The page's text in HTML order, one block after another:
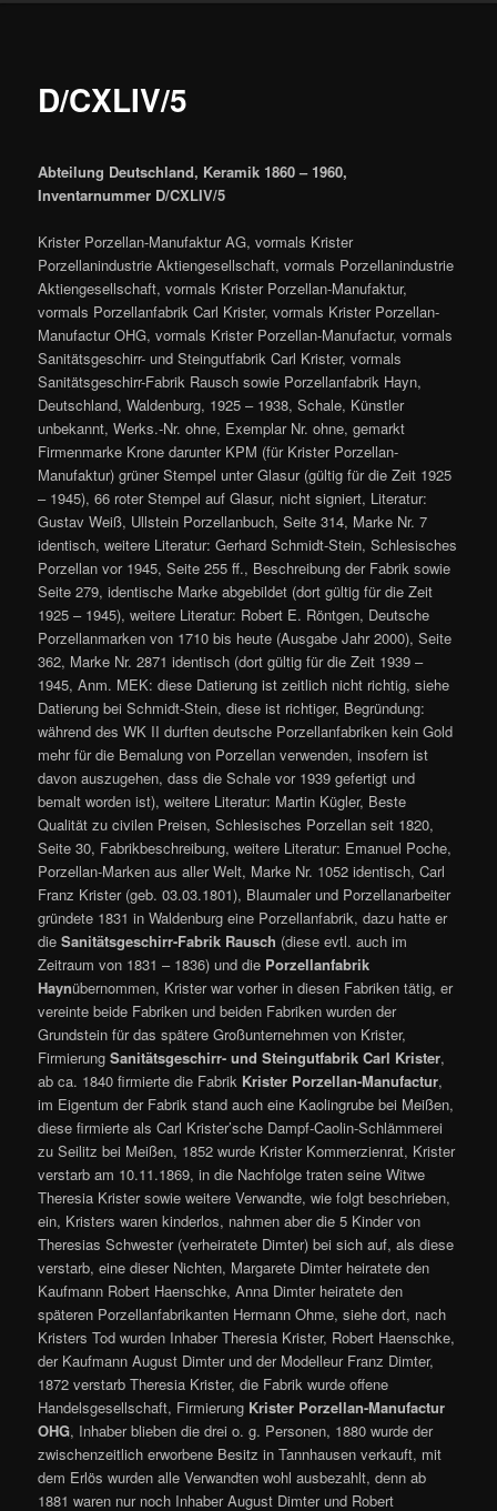
D/CXLIV/5
Abteilung Deutschland, Keramik 1860 – 1960,
Inventarnummer D/CXLIV/5
Krister Porzellan-Manufaktur AG, vormals Krister
Porzellanindustrie Aktiengesellschaft, vormals Porzellanindustrie
Aktiengesellschaft, vormals Krister Porzellan-Manufaktur,
vormals Porzellanfabrik Carl Krister, vormals Krister Porzellan-
Manufactur OHG, vormals Krister Porzellan-Manufactur, vormals
Sanitätsgeschirr- und Steingutfabrik Carl Krister, vormals
Sanitätsgeschirr-Fabrik Rausch sowie Porzellanfabrik Hayn,
Deutschland, Waldenburg, 1925 – 1938, Schale, Künstler
unbekannt, Werks.-Nr. ohne, Exemplar Nr. ohne, gemarkt
Firmenmarke Krone darunter KPM (für Krister Porzellan-
Manufaktur) grüner Stempel unter Glasur (gültig für die Zeit 1925
– 1945), 66 roter Stempel auf Glasur, nicht signiert, Literatur:
Gustav Weiß, Ullstein Porzellanbuch, Seite 314, Marke Nr. 7
identisch, weitere Literatur: Gerhard Schmidt-Stein, Schlesisches
Porzellan vor 1945, Seite 255 ff., Beschreibung der Fabrik sowie
Seite 279, identische Marke abgebildet (dort gültig für die Zeit
1925 – 1945), weitere Literatur: Robert E. Röntgen, Deutsche
Porzellanmarken von 1710 bis heute (Ausgabe Jahr 2000), Seite
362, Marke Nr. 2871 identisch (dort gültig für die Zeit 1939 –
1945, Anm. MEK: diese Datierung ist zeitlich nicht richtig, siehe
Datierung bei Schmidt-Stein, diese ist richtiger, Begründung:
während des WK II durften deutsche Porzellanfabriken kein Gold
mehr für die Bemalung von Porzellan verwenden, insofern ist
davon auszugehen, dass die Schale vor 1939 gefertigt und
bemalt worden ist), weitere Literatur: Martin Kügler, Beste
Qualität zu civilen Preisen, Schlesisches Porzellan seit 1820,
Seite 30, Fabrikbeschreibung, weitere Literatur: Emanuel Poche,
Porzellan-Marken aus aller Welt, Marke Nr. 1052 identisch, Carl
Franz Krister (geb. 03.03.1801), Blaumaler und Porzellanarbeiter
gründete 1831 in Waldenburg eine Porzellanfabrik, dazu hatte er
dieSanitätsgeschirr-Fabrik Rausch (diese evtl. auch im
Zeitraum von 1831 – 1836) und die Porzellanfabrik
Haynübernommen, Krister war vorher in diesen Fabriken tätig, er
vereinte beide Fabriken und beiden Fabriken wurden der
Grundstein für das spätere Großunternehmen von Krister,
FirmierungSanitätsgeschirr- und Steingutfabrik Carl Krister,
ab ca. 1840 firmierte die Fabrik Krister Porzellan-Manufactur,
im Eigentum der Fabrik stand auch eine Kaolingrube bei Meißen,
diese firmierte als Carl Krister’sche Dampf-Caolin-Schlämmerei
zu Seilitz bei Meißen, 1852 wurde Krister Kommerzienrat, Krister
verstarb am 10.11.1869, in die Nachfolge traten seine Witwe
Theresia Krister sowie weitere Verwandte, wie folgt beschrieben,
ein, Kristers waren kinderlos, nahmen aber die 5 Kinder von
Theresias Schwester (verheiratete Dimter) bei sich auf, als diese
verstarb, eine dieser Nichten, Margarete Dimter heiratete den
Kaufmann Robert Haenschke, Anna Dimter heiratete den
späteren Porzellanfabrikanten Hermann Ohme, siehe dort, nach
Kristers Tod wurden Inhaber Theresia Krister, Robert Haenschke,
der Kaufmann August Dimter und der Modelleur Franz Dimter,
1872 verstarb Theresia Krister, die Fabrik wurde offene
Handelsgesellschaft, Firmierung Krister Porzellan-Manufactur
OHG, Inhaber blieben die drei o. g. Personen, 1880 wurde der
zwischenzeitlich erworbene Besitz in Tannhausen verkauft, mit
dem Erlös wurden alle Verwandten wohl ausbezahlt, denn ab
1881 waren nur noch Inhaber August Dimter und Robert